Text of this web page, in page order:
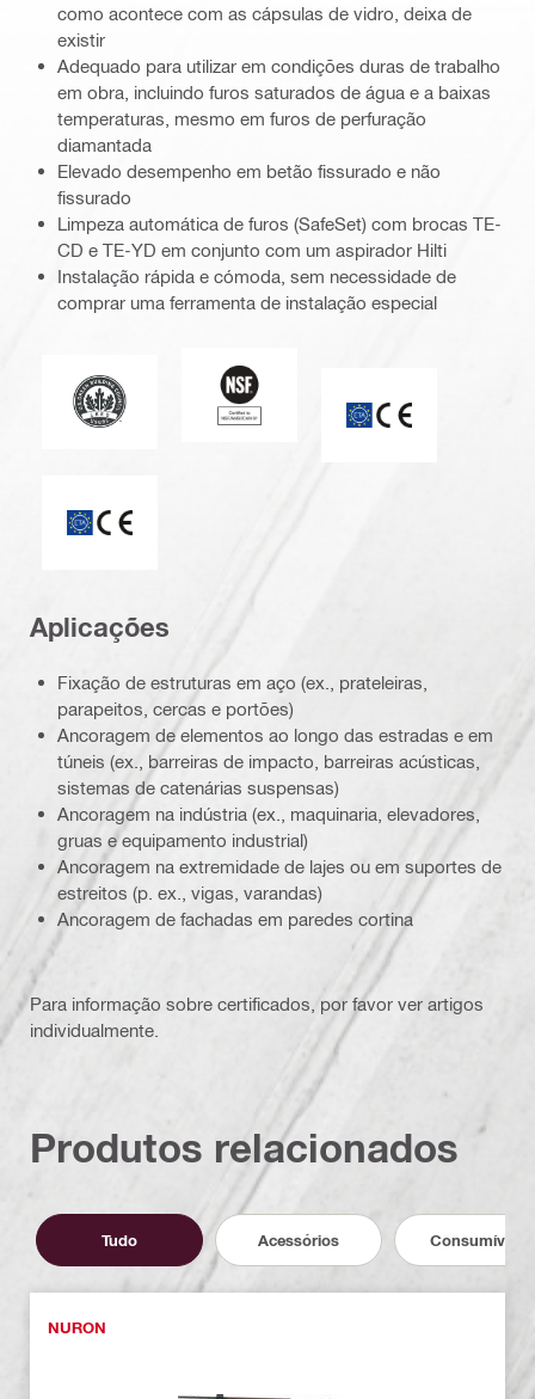
como acontece com as cápsulas de vidro, deixa de
existir
Adequado para utilizar em condições duras de trabalho
em obra, incluindo furos saturados de água e a baixas
temperaturas, mesmo em furos de perfuração
diamantada
Elevado desempenho em betão fissurado e não
fissurado
Limpeza automática de furos (SafeSet) com brocas TE-
CD e TE-YD em conjunto com um aspirador Hilti
Instalação rápida e cómoda, sem necessidade de
comprar uma ferramenta de instalação especial
Liderança no design ambiental e energético
National Sanitation Foundation
Aplicações
Fixação de estruturas em aço (ex., prateleiras,
parapeitos, cercas e portões)
Ancoragem de elementos ao longo das estradas e em
túneis (ex., barreiras de impacto, barreiras acústicas,
sistemas de catenárias suspensas)
Ancoragem na indústria (ex., maquinaria, elevadores,
gruas e equipamento industrial)
Ancoragem na extremidade de lajes ou em suportes de
estreitos (p. ex., vigas, varandas)
Ancoragem de fachadas em paredes cortina
Para informação sobre certificados, por favor ver artigos
individualmente.
Produtos relacionados
Tudo Acessórios Consumíveis
NURON